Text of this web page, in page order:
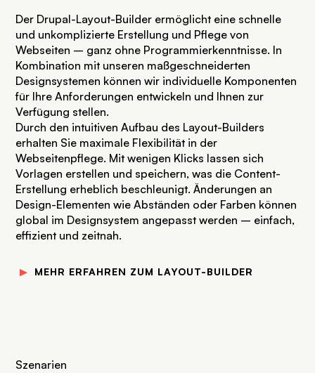
Der Drupal-Layout-Builder ermöglicht eine schnelle
und unkomplizierte Erstellung und Pflege von
Webseiten – ganz ohne Programmierkenntnisse. In
Kombination mit unseren maßgeschneiderten
Designsystemen können wir individuelle Komponenten
für Ihre Anforderungen entwickeln und Ihnen zur
Verfügung stellen.
Durch den intuitiven Aufbau des Layout-Builders
erhalten Sie maximale Flexibilität in der
Webseitenpflege. Mit wenigen Klicks lassen sich
Vorlagen erstellen und speichern, was die Content-
Erstellung erheblich beschleunigt. Änderungen an
Design-Elementen wie Abständen oder Farben können
global im Designsystem angepasst werden – einfach,
effizient und zeitnah.
▼ MEHR ERFAHREN ZUM LAYOUT-BUILDER
Szenarien